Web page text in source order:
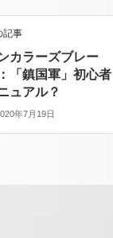
記事
カラーズブレー
「鎮国軍」初心者
ュアル？
年7月19日